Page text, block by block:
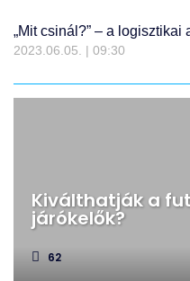
„Mit csinál?” – a logisztikai
2023.06.05. 09:30
Kiválthatják a
járókelők?
62